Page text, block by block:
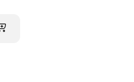
AU PANIER